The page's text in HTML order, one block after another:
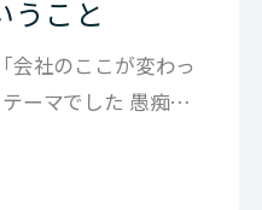
うこと
会社のここが変わっ
ーマでした 愚痴で
いなら発信